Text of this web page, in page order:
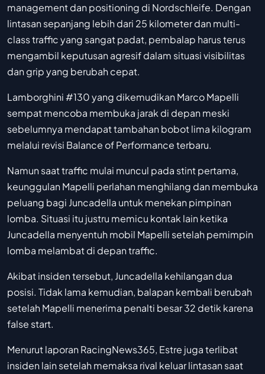
management dan positioning di Nordschleife. Dengan
lintasan sepanjang lebih dari 25 kilometer dan multi-
class traffic yang sangat padat, pembalap harus terus
mengambil keputusan agresif dalam situasi visibilitas
dan grip yang berubah cepat.
Lamborghini #130 yang dikemudikan Marco Mapelli
sempat mencoba membuka jarak di depan meski
sebelumnya mendapat tambahan bobot lima kilogram
melalui revisi Balance of Performance terbaru.
Namun saat traffic mulai muncul pada stint pertama,
keunggulan Mapelli perlahan menghilang dan membuka
peluang bagi Juncadella untuk menekan pimpinan
lomba. Situasi itu justru memicu kontak lain ketika
Juncadella menyentuh mobil Mapelli setelah pemimpin
lomba melambat di depan traffic.
Akibat insiden tersebut, Juncadella kehilangan dua
posisi. Tidak lama kemudian, balapan kembali berubah
setelah Mapelli menerima penalti besar 32 detik karena
false start.
Menurut laporan RacingNews365, Estre juga terlibat
insiden lain setelah memaksa rival keluar lintasan saat